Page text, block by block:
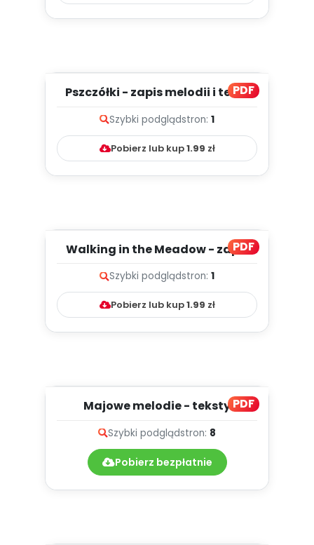
PDF
Pszczółki - zapis melodii i tekst
Szybki podglądstron: 1
Pobierz lub kup1.99 zł
PDF
Walking in the Meadow - zapis
Szybki podglądstron: 1
Pobierz lub kup1.99 zł
PDF
Majowe melodie - teksty
Szybki podglądstron: 8
Pobierz bezpłatnie